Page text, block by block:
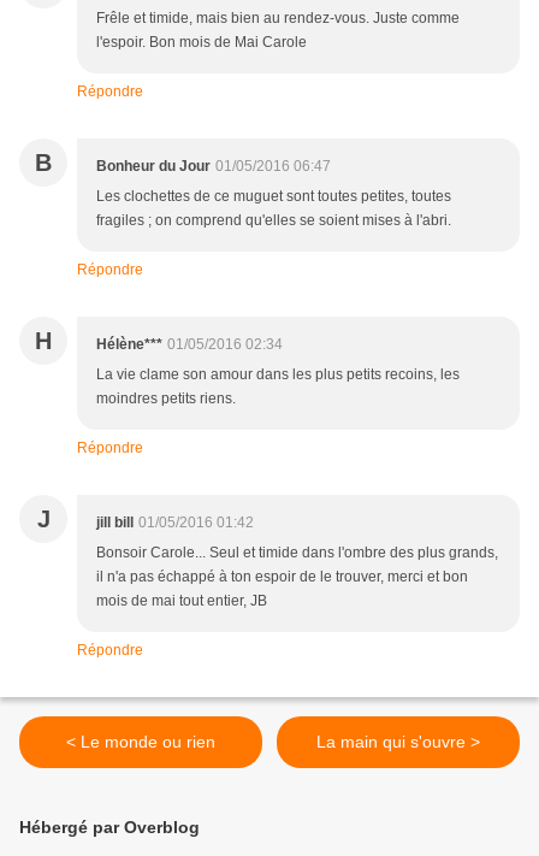
Frêle et timide, mais bien au rendez-vous. Juste comme
l'espoir. Bon mois de Mai Carole
Répondre
B Bonheur du Jour 01/05/2016 06:47
Les clochettes de ce muguet sont toutes petites, toutes
fragiles ; on comprend qu'elles se soient mises à l'abri.
Répondre
H Hélène*** 01/05/2016 02:34
La vie clame son amour dans les plus petits recoins, les
moindres petits riens.
Répondre
J jill bill
01/05/2016 01:42
Bonsoir Carole... Seul et timide dans l'ombre des plus grands,
il n'a pas échappé à ton espoir de le trouver, merci et bon
mois de mai tout entier, JB
Répondre
< Le monde ou rien La main qui s'ouvre >
Hébergé par Overblog